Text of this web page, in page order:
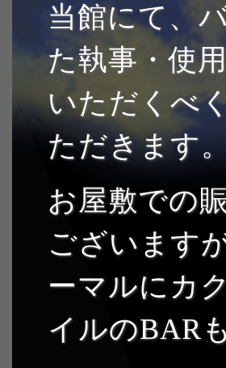
当館にて、
た執事・使
いただくべ
ただきます
お屋敷での
ございます
ーマルにカ
イルのBAR